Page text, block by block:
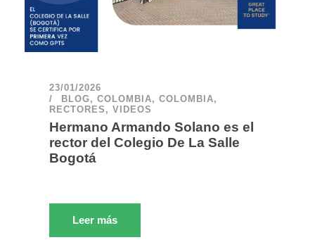
23/01/2026
BLOG, COLOMBIA, COLOMBIA,
RECTORES , VIDEOS
Hermano Armando Solano es el
rector del Colegio De La Salle
Bogotá
Leer más